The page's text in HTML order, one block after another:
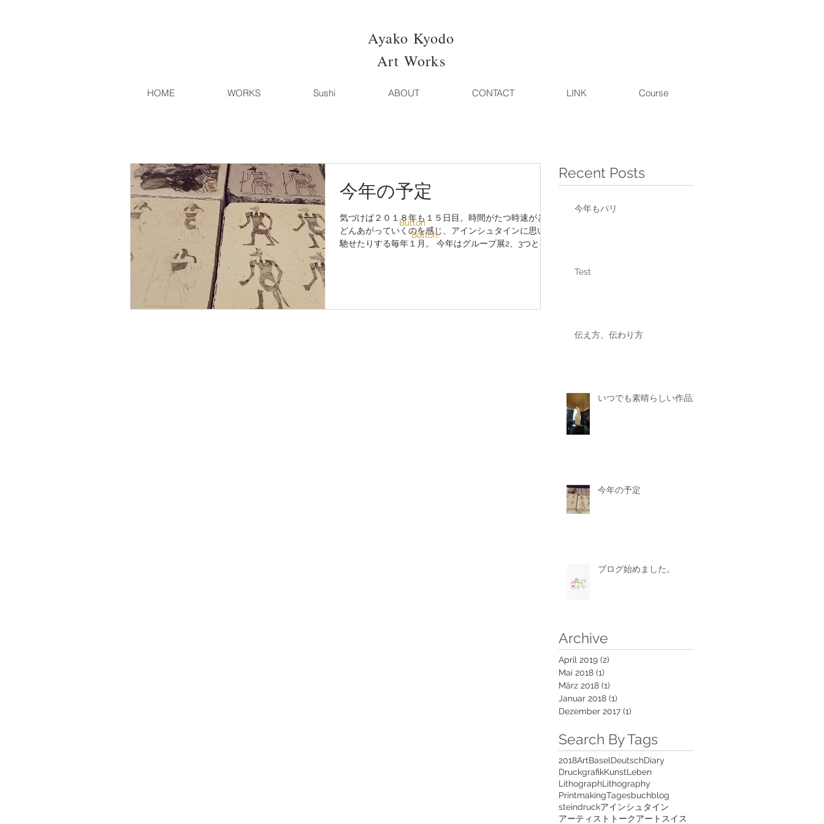
Ayako Kyodo
Art Works
HOME WORKS Sushi ABOUT CONTACT LINK Course
今年の予定
気づけば２０１８年も１５日目。時間がたつ時速がどん
どんあがっていくのを感じ、アインシュタインに思いを
馳せたりする毎年１月。 今年はグループ展2、3つと初
Button
Button
Recent Posts
今年もパリ
Test
伝え方、伝わり方
いつでも素晴らしい作品達
今年の予定
ブログ始めました。
Archive
April 2019 (2)
Mai 2018 (1)
März 2018 (1)
Januar 2018 (1)
Dezember 2017 (1)
Search By Tags
2018ArtBaselDeutschDiary
DruckgrafikKunstLeben
LithographLithography
PrintmakingTagesbuchblog
steindruckアインシュタイン
アーティストトークアート スイス